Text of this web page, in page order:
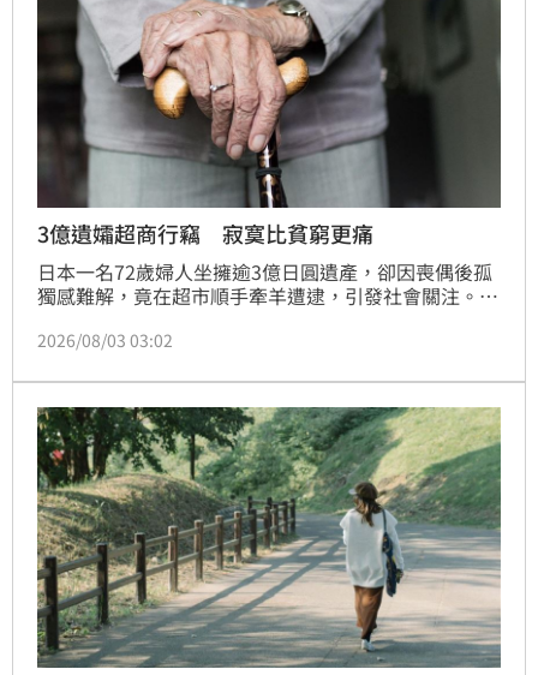
徐莉玲的知名度而備受外界矚目與討論。
3億遺孀超商行竊 寂寞比貧窮更痛
日本一名72歲婦人坐擁逾3億日圓遺產，卻因喪偶後孤
獨感難解，竟在超市順手牽羊遭逮，引發社會關注。根
女性高齡竊盜案約九成涉及偷竊，凸顯孤獨感已成隱形
於社會連結中斷與心理空虛，而非單純的經濟貧困。此
案例提醒大眾，高齡規劃不應僅限資產配置，更需重視
心理支持與社交參與。在超高齡社會下，如何協助獨居
長者建立歸屬感，將成為長照政策與家庭理財不可忽視
的關鍵課題，預防情感貧窮帶來的連鎖效應。
2026/08/03 03:02